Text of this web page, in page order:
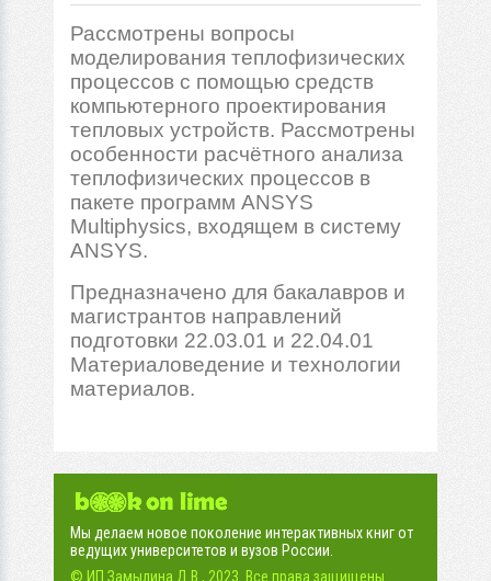
Рассмотрены вопросы
моделирования теплофизических
процессов с помощью средств
компьютерного проектирования
тепловых устройств. Рассмотрены
особенности расчётного анализа
теплофизических процессов в
пакете программ ANSYS
Multiphysics, входящем в систему
ANSYS.
Предназначено для бакалавров и
магистрантов направлений
подготовки 22.03.01 и 22.04.01
Материаловедение и технологии
материалов.
Мы делаем новое поколение интерактивных книг от
ведущих университетов и вузов России.
© ИП Замылина Д.В., 2023. Все права защищены.